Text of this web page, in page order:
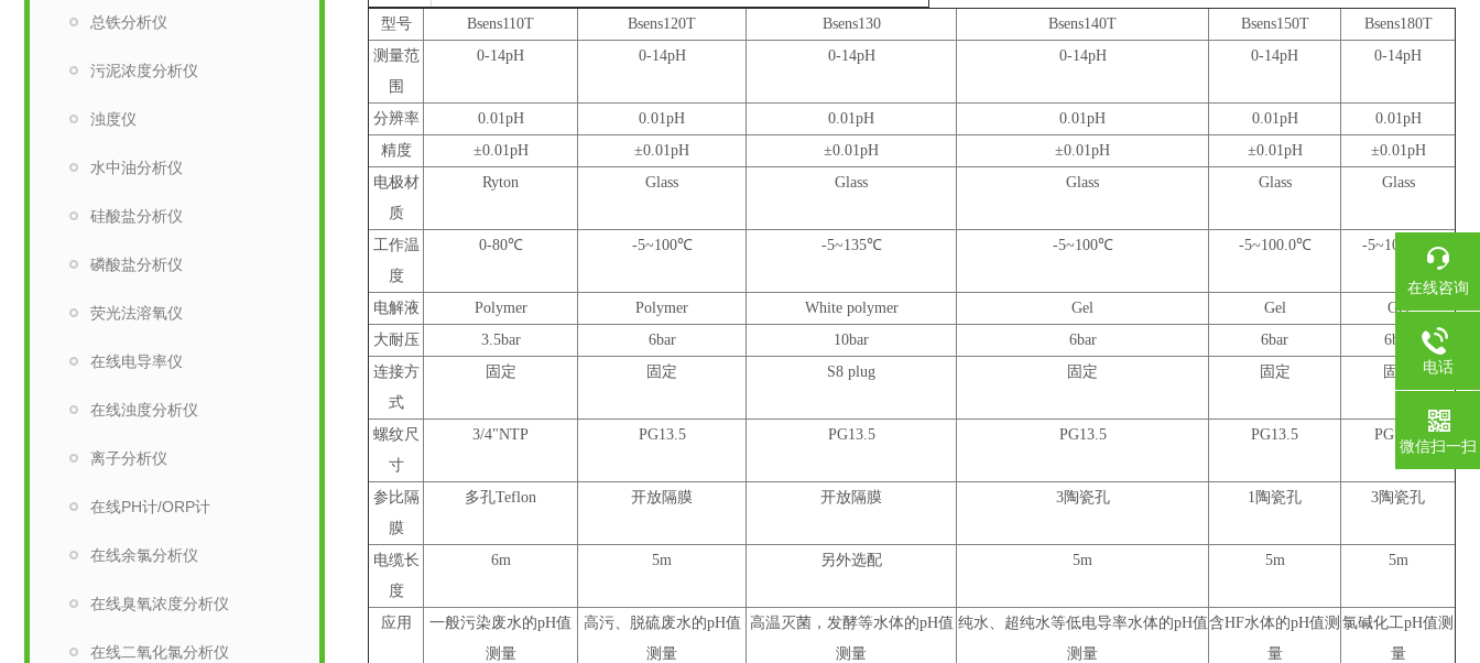
总铁分析仪
污泥浓度分析仪
浊度仪
水中油分析仪
硅酸盐分析仪
磷酸盐分析仪
荧光法溶氧仪
在线电导率仪
在线浊度分析仪
离子分析仪
在线PH计/ORP计
在线余氯分析仪
在线臭氧浓度分析仪
在线二氧化氯分析仪
型号 Bsens110T Bsens120T Bsens130 Bsens140T Bsens150T
Bsens180T
测量范
围
0-14pH 0-14pH 0-14pH 0-14pH 0-14pH 0-14pH
分辨率 0.01pH 0.01pH 0.01pH 0.01pH 0.01pH
0.01pH
精度
±0.01pH ±0.01pH ±0.01pH ±0.01pH ±0.01pH
±0.01pH
电极材
质
Ryton Glass Glass Glass Glass Glass
工作温
度
0-80℃ -5~100℃ -5~135℃ -5~100℃ -5~100.0℃ -5~100.0℃
电解液 Polymer Polymer White polymer Gel Gel
Gel
大耐压
3.5bar 6bar 10bar 6bar 6bar
6bar
连接方
式
固定 固定 S8 plug 固定 固定 固定
螺纹尺
寸
3/4"NTP PG13.5 PG13.5 PG13.5 PG13.5 PG13.5
参比隔
膜
多孔Teflon 开放隔膜 开放隔膜 3陶瓷孔 1陶瓷孔 3陶瓷孔
电缆长
度
6m 5m 另外选配 5m 5m 5m
应用
一般污染废水的pH值
测量
高污、脱硫废水的pH值
测量
高温灭菌，发酵等水体的pH值
测量
纯水、超纯水等低电导率水体的pH值
测量
含HF水体的pH值测
量
氯碱化工pH值测
量
在线咨询
电话
微信扫一扫